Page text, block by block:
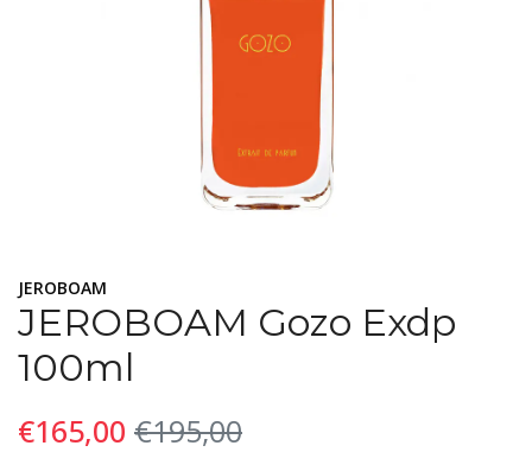
JEROBOAM
JEROBOAM Gozo Exdp
100ml
€165,00 €195,00